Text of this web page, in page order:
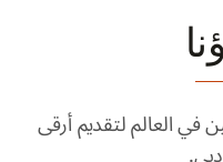
في العالم لتقديم أرقى